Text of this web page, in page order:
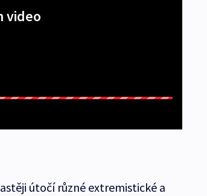
video
útočí různé extremistické a